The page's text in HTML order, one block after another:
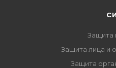
Защита
Защита лица и
Защита